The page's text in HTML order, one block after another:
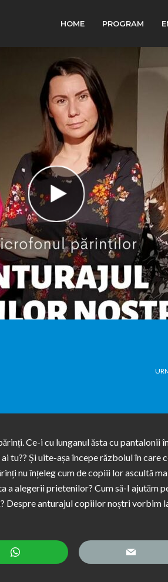
HOME PROGRAM
Ce-i cu lunganul ăsta cu pantalonii
tu?? Și uite-așa începe războiul în care
nu înțeleg cum de copiii lor ascultă
a alegerii prietenilor? Cum să-I ajutăm
Despre anturajul copiilor noștri vorbim